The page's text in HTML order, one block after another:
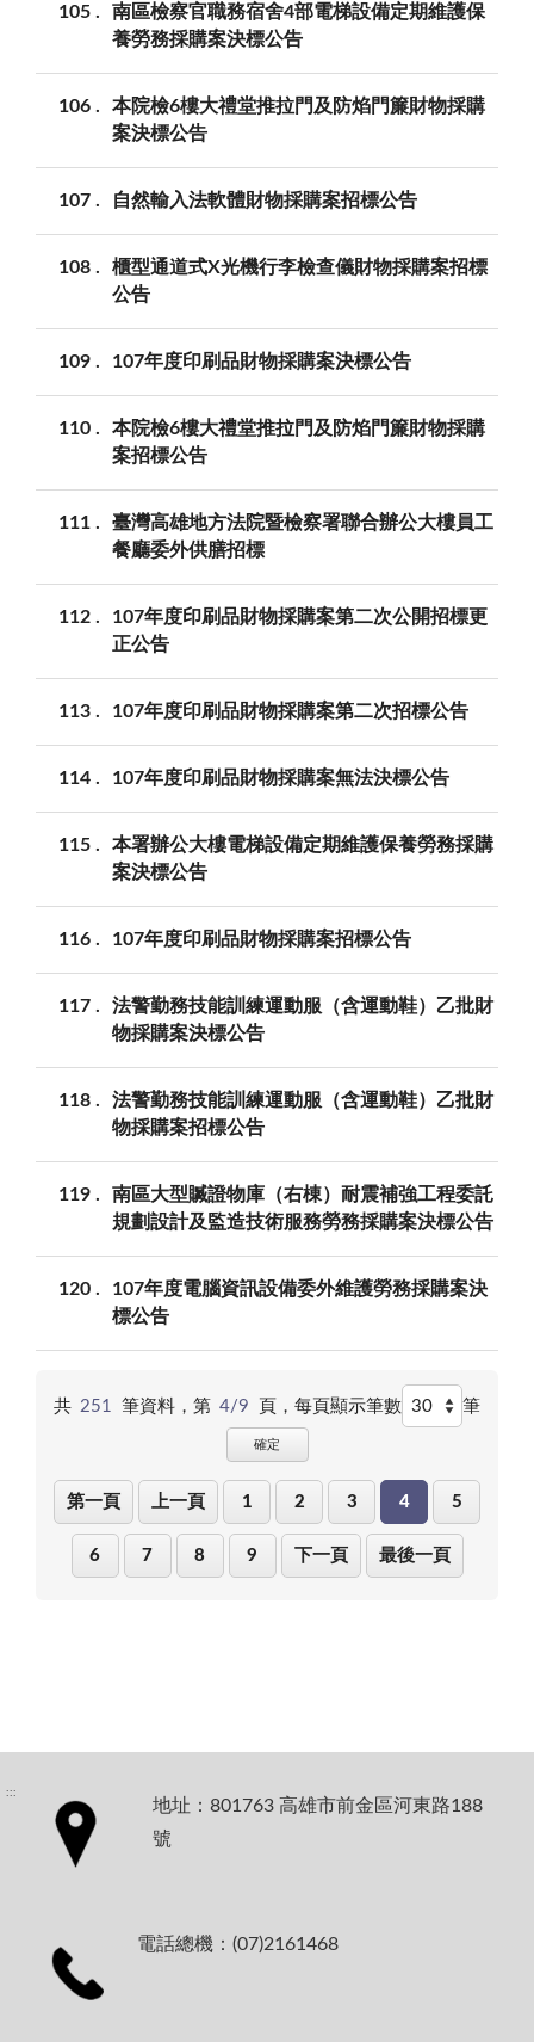
105
南區檢察官職務宿舍4部電梯設備定期維護保
養勞務採購案決標公告
106
本院檢6樓大禮堂推拉門及防焰門簾財物採購
案決標公告
107 自然輸入法軟體財物採購案招標公告
108
櫃型通道式X光機行李檢查儀財物採購案招標
公告
109 107年度印刷品財物採購案決標公告
110
本院檢6樓大禮堂推拉門及防焰門簾財物採購
案招標公告
111
臺灣高雄地方法院暨檢察署聯合辦公大樓員工
餐廳委外供膳招標
112
107年度印刷品財物採購案第二次公開招標更
正公告
113 107年度印刷品財物採購案第二次招標公告
114 107年度印刷品財物採購案無法決標公告
115
本署辦公大樓電梯設備定期維護保養勞務採購
案決標公告
116 107年度印刷品財物採購案招標公告
117
法警勤務技能訓練運動服（含運動鞋）乙批財
物採購案決標公告
118
法警勤務技能訓練運動服（含運動鞋）乙批財
物採購案招標公告
119
南區大型贓證物庫（右棟）耐震補強工程委託
規劃設計及監造技術服務勞務採購案決標公告
120
107年度電腦資訊設備委外維護勞務採購案決
標公告
共 251 筆資料，第 4/9 頁， 每頁顯示筆數 筆
確定
第一頁 上一頁 1 2 3 4 5
6 7 8 9 下一頁 最後一頁
:::
地址：801763 高雄市前金區河東路188
號
電話總機：(07)2161468